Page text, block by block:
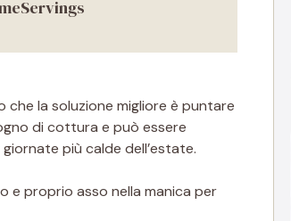
Servings
la soluzione migliore è puntare
di cottura e può essere
più calde dell’estate.
e proprio asso nella manica per